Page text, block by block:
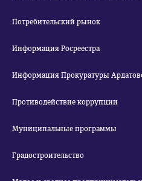
Потребительский рынок
Информация Росреестра
Информация Прокуратуры
Противодействие коррупции
Муниципальные программы
Градостроительство